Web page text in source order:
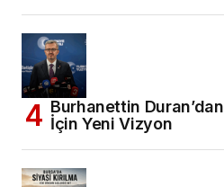
Burhanettin
İçin Yeni Vizyon